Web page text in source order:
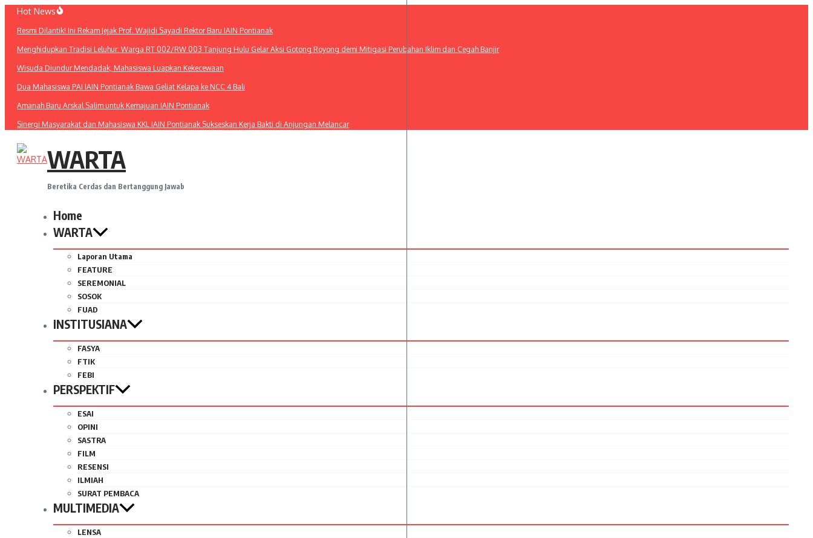
Lewati
konten
Hot News
Resmi Dilantik! Ini Rekam Jejak Prof. Wajidi Sayadi Rektor Baru IAIN Pontianak
Menghidupkan Tradisi Leluhur: Warga RT 002/RW 003 Tanjung Hulu Gelar Aksi Gotong Royong demi Mitigasi Perubahan Iklim dan Cegah Banjir
Wisuda Diundur Mendadak, Mahasiswa Luapkan Kekecewaan
Dua Mahasiswa PAI IAIN Pontianak Bawa Geliat Kelapa ke NCC 4 Bali
Amanah Baru Arskal Salim untuk Kemajuan IAIN Pontianak
Sinergi Masyarakat dan Mahasiswa KKL IAIN Pontianak Sukseskan Kerja Bakti di Anjungan Melancar
WARTA
Beretika Cerdas dan Bertanggung Jawab
Home
WARTA
Laporan Utama
FEATURE
SEREMONIAL
SOSOK
FUAD
INSTITUSIANA
FASYA
FTIK
FEBI
PERSPEKTIF
ESAI
OPINI
SASTRA
FILM
RESENSI
ILMIAH
SURAT PEMBACA
MULTIMEDIA
LENSA